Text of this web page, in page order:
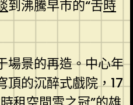
到沸騰早市的“舌時
場景的再造。中心年
頂的沉醉式戲院，17